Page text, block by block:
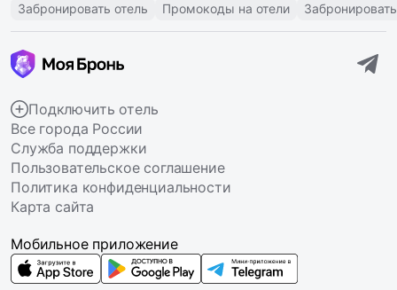
Забронировать отель Промокоды на отели
Подключить отель
Все города России
Служба поддержки
Пользовательское соглашение
Политика конфиденциальности
Карта сайта
Мобильное приложение